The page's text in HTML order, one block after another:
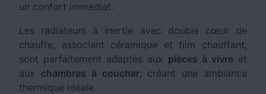
un confort immédiat.
Les radiateurs à inertie avec double cœur de
chauffe, associant céramique et film chauffant,
sont parfaitement adaptés aux pièces à vivre et
aux chambres à coucher, créant une ambiance
thermique idéale.